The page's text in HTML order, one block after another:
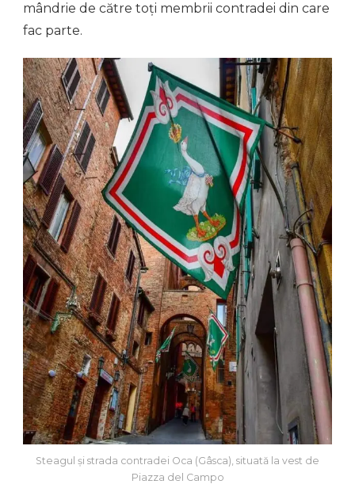
mândrie de către toți membrii contradei din care
fac parte.
Steagul și strada contradei Oca (Gâsca), situată la vest de
Piazza del Campo